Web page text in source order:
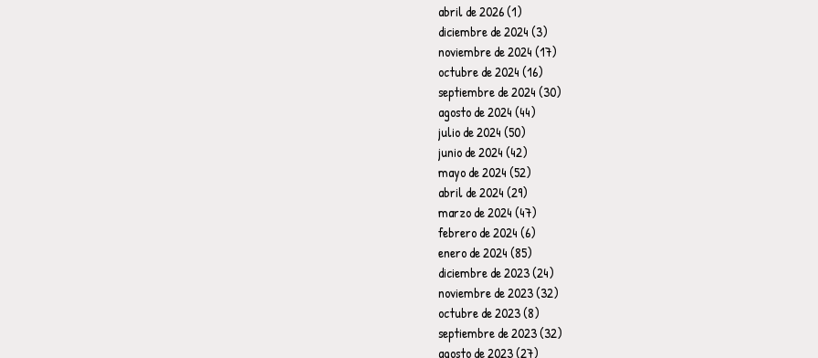
abril de 2026(1)
diciembre de 2024(3)
noviembre de 2024(17)
octubre de 2024(16)
septiembre de 2024(30)
agosto de 2024(44)
julio de 2024(50)
junio de 2024(42)
mayo de 2024(52)
abril de 2024(29)
marzo de 2024(47)
febrero de 2024(6)
enero de 2024(85)
diciembre de 2023(24)
noviembre de 2023(32)
octubre de 2023(8)
septiembre de 2023(32)
agosto de 2023(27)